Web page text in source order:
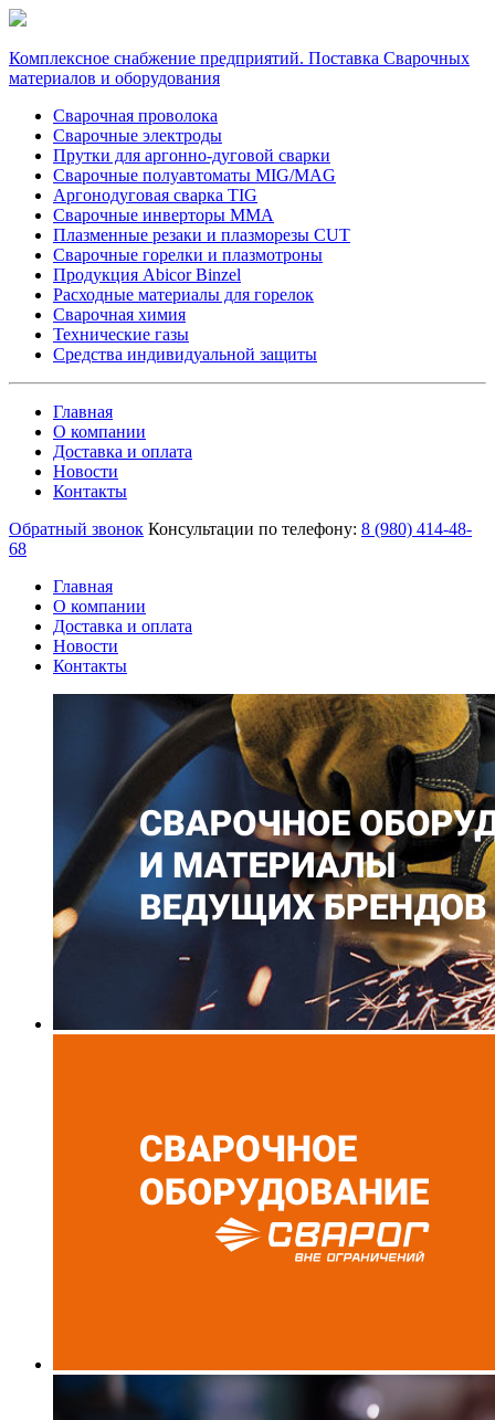
Комплексное снабжение предприятий. Поставка Сварочных
материалов и оборудования
Сварочная проволока
Сварочные электроды
Прутки для аргонно-дуговой сварки
Сварочные полуавтоматы MIG/MAG
Аргонодуговая сварка TIG
Сварочные инверторы MMA
Плазменные резаки и плазморезы CUT
Сварочные горелки и плазмотроны
Продукция Abicor Binzel
Расходные материалы для горелок
Сварочная химия
Технические газы
Средства индивидуальной защиты
Главная
О компании
Доставка и оплата
Новости
Контакты
Обратный звонок Консультации по телефону: 8 (980) 414-48-
68
Главная
О компании
Доставка и оплата
Новости
Контакты